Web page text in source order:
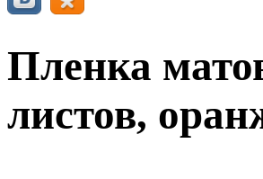
Пленка
листов,